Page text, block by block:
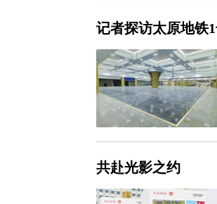
记者探访太原地铁
共赴光影之约